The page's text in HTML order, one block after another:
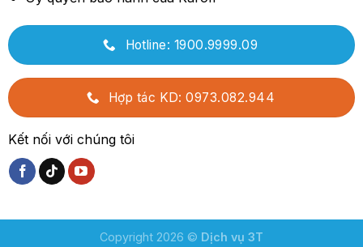
Hotline: 1900.9999.09
Hợp tác KD: 0973.082.944
Kết nối với chúng tôi
Copyright 2026 © Dịch vụ 3T